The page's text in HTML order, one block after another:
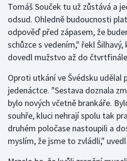
Rychlobruslení
Rychlostní kanoistika
Short track
Sportovní střelba
Stolní tenis
Triatlon
Tomáš Souček tu už zůstává a
odsud. Ohledně budoucnosti
odpověď před zápasem, že
schůzce s vedením," řekl
dovedl mužstvo až do
Oproti utkání ve Švédsku udělal
jedenáctce. "Sestava doznala
bylo nových včetně brankáře.
souhře, kluci nehrají spolu tak
druhém poločase nastoupili a
myslím, že jsme to zvládli," uvedl